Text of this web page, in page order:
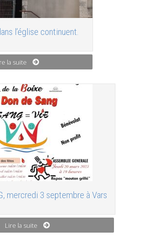
l’église continuent.
la suite
mercredi 3 septembre à Vars
Lire la suite